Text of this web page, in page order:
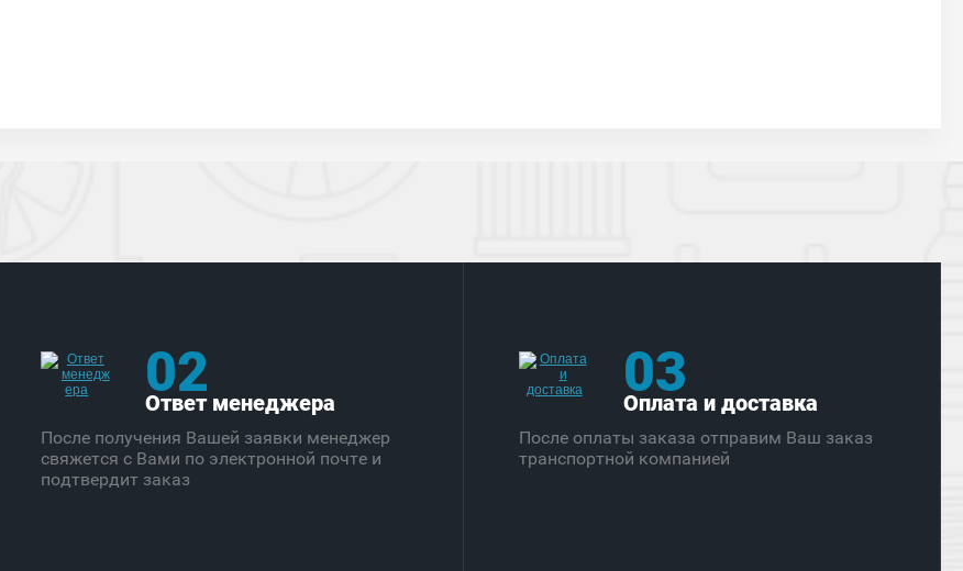
02
Ответ менеджера
После получения Вашей заявки менеджер
свяжется с Вами по электронной почте и
подтвердит заказ
03
Оплата и доставка
После оплаты заказа отправим Ваш заказ
транспортной компанией